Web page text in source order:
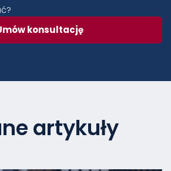
konsultację
artykuły